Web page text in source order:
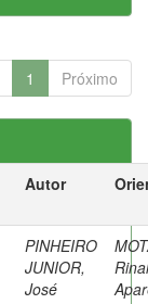
1 Próximo
Autor
PINHEIRO
JUNIOR,
José